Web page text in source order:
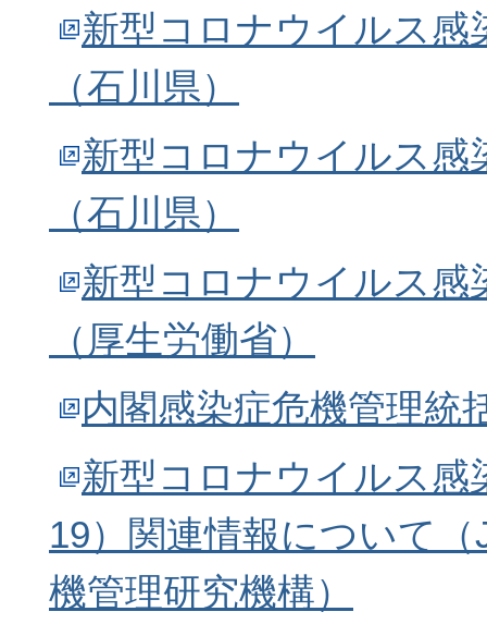
新型コロナウイルス感
（石川県）
新型コロナウイルス感
（石川県）
新型コロナウイルス感
（厚生労働省）
内閣感染症危機管理統
新型コロナウイルス感
19）関連情報について
機管理研究機構）